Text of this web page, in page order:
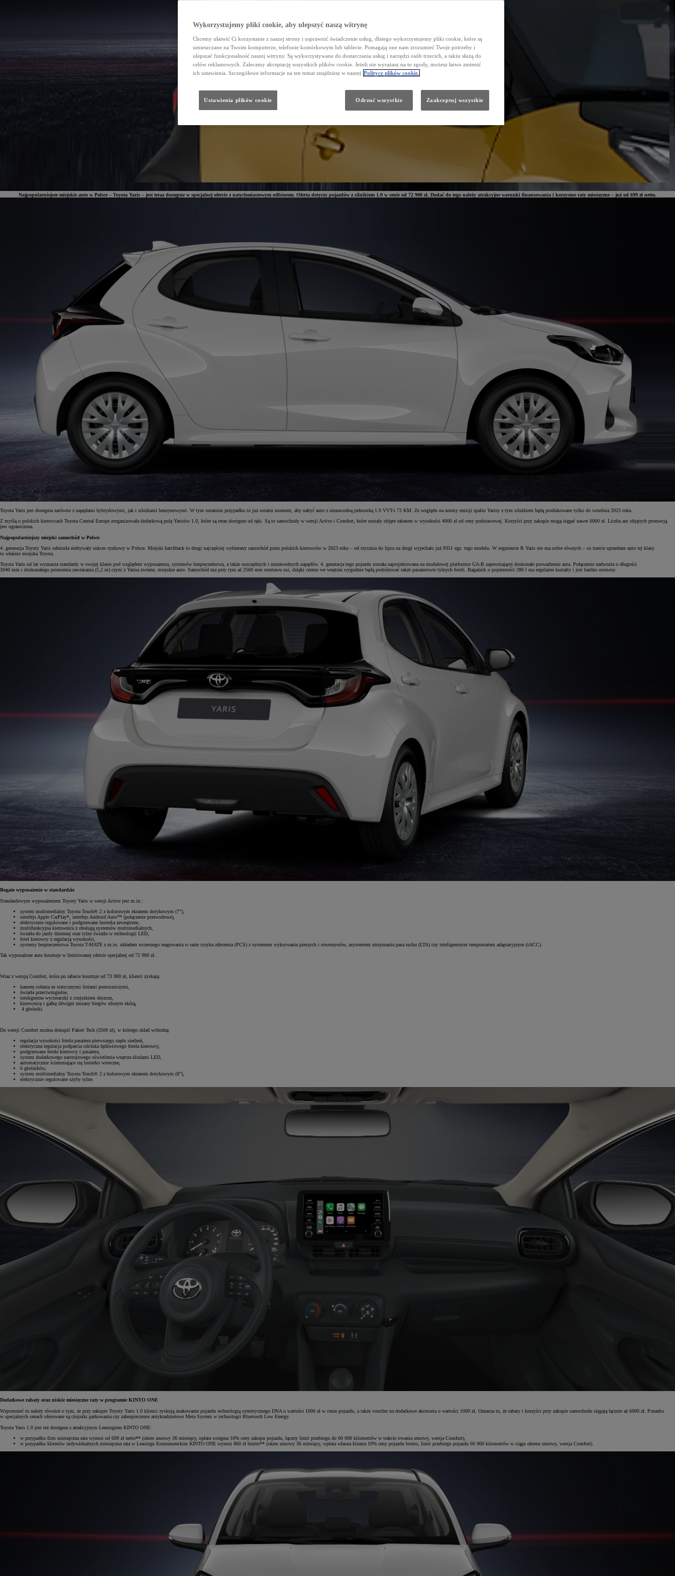
Od105 300 zł
HYBRID
Najpopularniejsze miejskie auto w Polsce – Toyota Yaris – jest teraz dostępne w specjalnej ofercie z natychmiastowym odbiorem. Oferta dotyczy pojazdów z silnikiem 1.0 w cenie od 72 900 zł. Dodać do tego należy atrakcyjne warunki finansowania i korzystne raty miesięczne – już od 699 zł netto.
Toyota Yaris jest dostępna zarówno z napędami hybrydowymi, jak i silnikami benzynowymi. W tym ostatnim przypadku to już ostatni moment, aby nabyć auto z niezawodną jednostką 1.0 VVT-i 72 KM. Ze względu na normy emisji spalin Yarisy z tym silnikiem będą produkowane tylko do września 2023 roku.
Z myślą o polskich kierowcach Toyota Central Europe zorganizowała dodatkową pulę Yarisów 1.0, które są teraz dostępne od ręki. Są to samochody w wersji Active i Comfort, które zostały objęte rabatem w wysokości 4000 zł od ceny podstawowej. Korzyści przy zakupie mogą sięgać nawet 6000 zł. Liczba aut objętych promocją
jest ograniczona.
Najpopularniejszy miejski samochód w Polsce
4. generacja Toyoty Yaris odniosła niebywały sukces rynkowy w Polsce. Miejski hatchback to drugi najczęściej wybierany samochód przez polskich kierowców w 2023 roku – od stycznia do lipca na drogi wyjechało już 9351 egz. tego modelu. W segmencie B Yaris nie ma sobie równych – co trzecie sprzedane auto tej klasy
to właśnie miejska Toyota.
Toyota Yaris od lat wyznacza standardy w swojej klasie pod względem wyposażenia, systemów bezpieczeństwa, a także oszczędnych i niezawodnych napędów. 4. generacja tego pojazdu została zaprojektowana na modułowej platformie GA-B zapewniającej doskonałe prowadzenie auta. Połączenie nadwozia o długości
3940 mm i doskonałego promienia zawracania (5,2 m) czyni z Yarisa zwinne, miejskie auto. Samochód ma przy tym aż 2560 mm rozstawu osi, dzięki czemu we wnętrzu wygodnie będą podróżować także pasażerowie tylnych foteli. Bagażnik o pojemności 286 l ma regularne kształty i jest bardzo ustawny.
Bogate wyposażenie w standardzie
Standardowym wyposażeniem Toyoty Yaris w wersji Active jest m.in.:
system multimedialny Toyota Touch® 2 z kolorowym ekranem dotykowym (7"),
interfejs Apple CarPlay*, interfejs Android Auto™ (połączenie przewodowe),
elektrycznie regulowane i podgrzewane lusterka zewnętrzne,
multifunkcyjna kierownica z obsługą systemów multimedialnych,
światła do jazdy dziennej oraz tylne światła w technologii LED,
fotel kierowcy z regulacją wysokości,
systemy bezpieczeństwa Toyota T-MATE z m.in. układem wczesnego reagowania w razie ryzyka zderzenia (PCS) z systemem wykrywania pieszych i rowerzystów, asystentem utrzymania pasa ruchu (LTA) czy inteligentnym tempomatem adaptacyjnym (iACC).
Tak wyposażone auto kosztuje w limitowanej ofercie specjalnej od 72 900 zł.
Wraz z wersją Comfort, która po rabacie kosztuje od 73 900 zł, klienci zyskają:
kamerę cofania ze statycznymi liniami pomocniczymi,
światła przeciwmgielne,
inteligentne wycieraczki z czujnikiem deszczu,
kierownicę i gałkę dźwigni zmiany biegów obszyte skórą,
4 głośniki.
Do wersji Comfort można dokupić Pakiet Tech (3500 zł), w którego skład wchodzą:
regulacja wysokości fotela pasażera pierwszego rzędu siedzeń,
elektryczna regulacja podparcia odcinka lędźwiowego fotela kierowcy,
podgrzewane fotele kierowcy i pasażera,
system dodatkowego nastrojowego oświetlenia wnętrza diodami LED,
automatycznie ściemniające się lusterko wsteczne,
6 głośników,
system multimedialny Toyota Touch® 2 z kolorowym ekranem dotykowym (8”),
elektrycznie regulowane szyby tylne.
Dodatkowe rabaty oraz niskie miesięczne raty w programie KINTO ONE
Wspomnieć tu należy również o tym, że przy zakupie Toyoty Yaris 1.0 klienci zyskują znakowanie pojazdu technologią syntetycznego DNA o wartości 1000 zł w cenie pojazdu, a także voucher na dodatkowe akcesoria o wartości 1000 zł. Oznacza to, że rabaty i korzyści przy zakupie samochodu sięgają łącznie aż 6000 zł. Ponadto
w specjalnych cenach oferowane są czujniki parkowania czy zabezpieczenie antykradzieżowe Meta System w technologii Bluetooth Low Energy.
Toyota Yaris 1.0 jest też dostępna z atrakcyjnym Leasingiem KINTO ONE:
w przypadku firm miesięczna rata wynosi od 699 zł netto** (okres umowy 36 miesięcy, opłata wstępna 10% ceny zakupu pojazdu, łączny limit przebiegu do 60 000 kilometrów w trakcie trwania umowy, wersja Comfort),
w przypadku klientów indywidualnych miesięczna rata w Leasingu Konsumenckim KINTO ONE wynosi 860 zł brutto** (okres umowy 36 miesięcy, wpłata własna klienta 10% ceny pojazdu brutto, limit przebiegu pojazdu 60 000 kilometrów w ciągu okresu umowy, wersja Comfort).
Wykorzystujemy pliki cookie, aby ulepszyć naszą witrynę
Chcemy ułatwić Ci korzystanie z naszej strony i usprawnić świadczenie usług, dlatego wykorzystujemy pliki cookie, które są
umieszczane na Twoim komputerze, telefonie komórkowym lub tablecie. Pomagają one nam zrozumieć Twoje potrzeby i
ulepszać funkcjonalność naszej witryny. Są wykorzystywane do dostarczania usług i narzędzi osób trzecich, a także służą do
celów reklamowych. Zalecamy akceptację wszystkich plików cookie. Jeżeli nie wyrażasz na to zgody, możesz łatwo zmienić
ich ustawienia. Szczegółowe informacje na ten temat znajdziesz w naszej Polityce plików cookie.
Ustawienia plików cookie Odrzuć wszystkie Zaakceptuj wszystkie